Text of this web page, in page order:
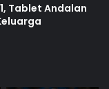
Tablet Andalan